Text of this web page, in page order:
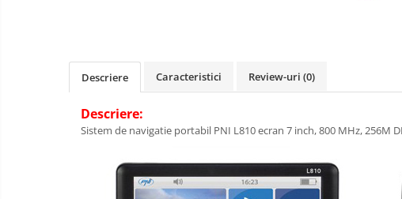
Descriere Caracteristici Review-uri (0)
Descriere:
Sistem de navigatie portabil PNI L810 ecran 7 inch, 800 MHz, 256M